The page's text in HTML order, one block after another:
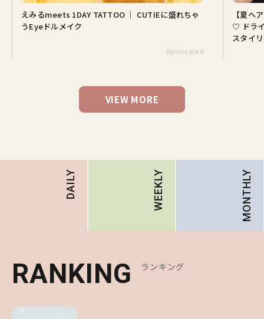
えみるmeets 1DAY TATTOO ｜ CUTIEに盛れちゃ
うEyeドルメイク
Sponsored
【夏ヘ
♡ ドラ
スタイ
VIEW MORE
DAILY WEEKLY MONTHLY
RANKING ランキング
1
RANKING ランキング
1
RANKING ランキング
1